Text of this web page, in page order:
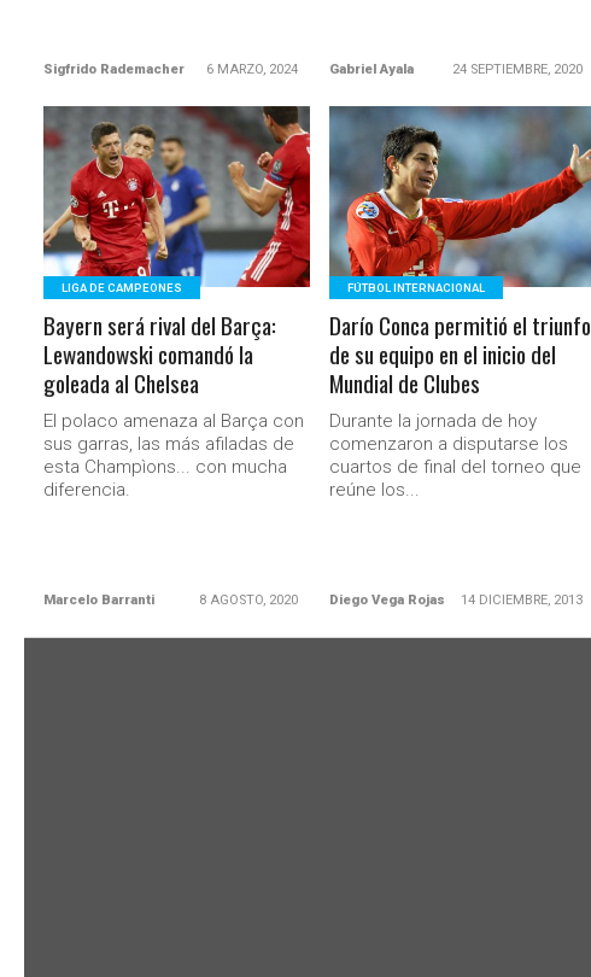
Sigfrido Rademacher 6 MARZO, 2024 Gabriel Ayala 24 SEPTIEMBRE, 2020
LEER MÁS
LIGA DE CAMPEONES
Bayern será rival del Barça:
Lewandowski comandó la
goleada al Chelsea
El polaco amenaza al Barça con
sus garras, las más afiladas de
esta Champìons... con mucha
diferencia.
Marcelo Barranti 8 AGOSTO, 2020
LEER MÁS
FÚTBOL INTERNACIONAL
Darío Conca permitió el triunfo
de su equipo en el inicio del
Mundial de Clubes
Durante la jornada de hoy
comenzaron a disputarse los
cuartos de final del torneo que
reúne los...
Diego Vega Rojas 14 DICIEMBRE, 2013